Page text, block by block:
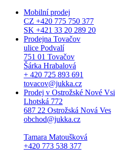
Mobilní prodej
CZ +420 775 750 377
SK +421 33 20 289 20
Prodejna Tovačov
ulice Podvalí
751 01 Tovačov
Šárka Hrabalová
+ 420 725 893 691
tovacov@jukka.cz
Prodej v Ostrožské Nové Vsi
Lhotská 772
687 22 Ostrožská Nová Ves
obchod@jukka.cz
Tamara Matoušková
+420 773 538 377